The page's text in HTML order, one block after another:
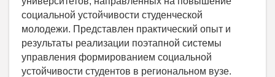
социальной устойчивости студенческой
молодежи. Представлен практический опыт и
результаты реализации поэтапной системы
управления формированием социальной
устойчивости студентов в региональном вузе.